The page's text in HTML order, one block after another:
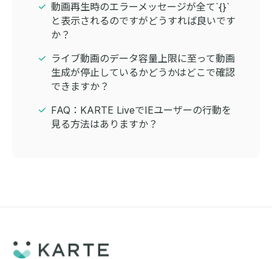
動画再生時のエラーメッセージが全て`{}`
と表示されるのですがどうすれば良いです
か？
ライブ動画のデータ容量上限に至って動画
生成が停止しているかどうかはどこで確認
できますか？
FAQ：KARTE LiveでIEユーザーの行動を
見る方法はありますか？